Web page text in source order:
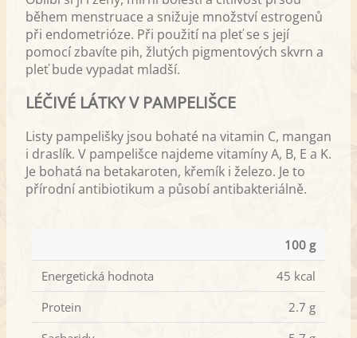
během menstruace a snižuje množství estrogenů
při endometrióze. Při použití na pleť se s její
pomocí zbavíte pih, žlutých pigmentových skvrn a
pleť bude vypadat mladší.
LÉČIVÉ LÁTKY V PAMPELIŠCE
Listy pampelišky jsou bohaté na vitamin C, mangan
i draslík. V pampelišce najdeme vitamíny A, B, E a K.
Je bohatá na betakaroten, křemík i železo. Je to
přírodní antibiotikum a působí antibakteriálně.
100 g
Energetická hodnota
45 kcal
Protein
2.7 g